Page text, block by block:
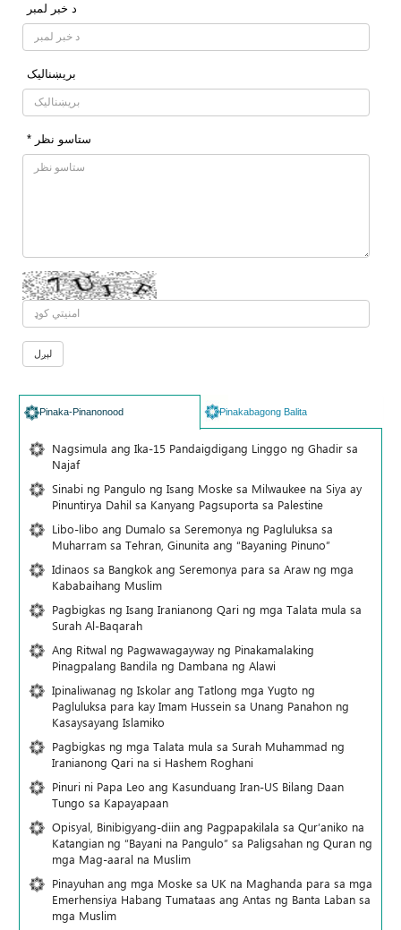
د خبر لمبر
بريښناليک
* ستاسو نظر
Pinaka-Pinanonood Pinakabagong Balita
Nagsimula ang Ika-15 Pandaigdigang Linggo ng Ghadir sa
Najaf
Sinabi ng Pangulo ng Isang Moske sa Milwaukee na Siya ay
Pinuntirya Dahil sa Kanyang Pagsuporta sa Palestine
Libo-libo ang Dumalo sa Seremonya ng Pagluluksa sa
Muharram sa Tehran, Ginunita ang “Bayaning Pinuno”
Idinaos sa Bangkok ang Seremonya para sa Araw ng mga
Kababaihang Muslim
Pagbigkas ng Isang Iranianong Qari ng mga Talata mula sa
Surah Al-Baqarah
Ang Ritwal ng Pagwawagayway ng Pinakamalaking
Pinagpalang Bandila ng Dambana ng Alawi
Ipinaliwanag ng Iskolar ang Tatlong mga Yugto ng
Pagluluksa para kay Imam Hussein sa Unang Panahon ng
Kasaysayang Islamiko
Pagbigkas ng mga Talata mula sa Surah Muhammad ng
Iranianong Qari na si Hashem Roghani
Pinuri ni Papa Leo ang Kasunduang Iran-US Bilang Daan
Tungo sa Kapayapaan
Opisyal, Binibigyang-diin ang Pagpapakilala sa Qur’aniko na
Katangian ng “Bayani na Pangulo” sa Paligsahan ng Quran ng
mga Mag-aaral na Muslim
Pinayuhan ang mga Moske sa UK na Maghanda para sa mga
Emerhensiya Habang Tumataas ang Antas ng Banta Laban sa
mga Muslim